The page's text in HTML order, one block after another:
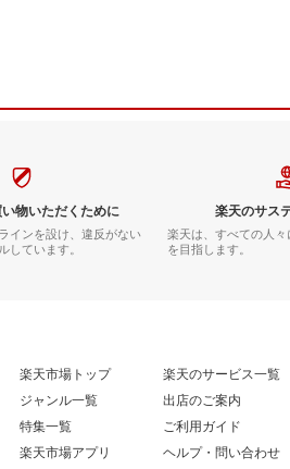
物いただくために
インを設け、違反がない
しています。
楽天のサス
楽天は、すべての人
を目指します。
楽天市場トップ
ジャンル一覧
特集一覧
楽天市場アプリ
楽天のサービス一覧
出店のご案内
ご利用ガイド
ヘルプ・問い合わせ